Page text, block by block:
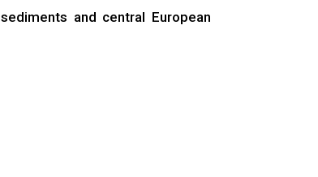
and central European